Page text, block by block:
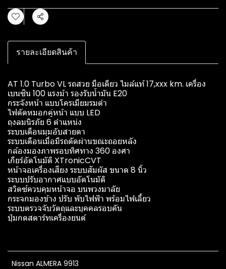
แชร์
รายละเอียดสินค้า
AT 1.0 Turbo VL รถสวย มือเดียว ไมล์แท้ 17,xxx km. เครื่อง
เบนซิน 100 แรงม้า รองรับน้ำมัน E20
กระจังหน้า แบบโครเมียมรมดำ
ไฟตัดหมอกคู่หน้า แบบ LED
ถุงลมนิรภัย 6 ตำแหน่ง
ระบบเตือนมุมอับสายตา
ระบบเตือนเมื่อมีรถตัดผ่านขณะถอยหลัง
กล้องมองภาพรอบทิศทาง 360 องศา
เกียร์อัตโนมัติ XTronicCVT
หน้าจอเครื่องเสียง ระบบสัมผัส ขนาด 8 นิ้ว
ระบบปรับอากาศแบบอัตโนมัติ
สวิตซ์ควบคุมหน้าจอ บนพวงมาลัย
กระจกมองข้าง ปรับ พับไฟฟ้า พร้อมไฟเลี้ยว
ระบบตรวจจับวัตถุและบุคคลรอบคัน
ปุ่มกดสตาร์ทเครื่องยนต์
Nissan ALMERA 9913